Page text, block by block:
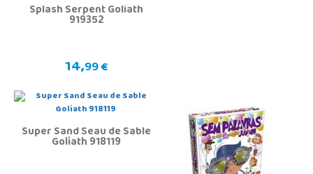
Splash Serpent Goliath
919352
14,99 €
Super Sand Seau de Sable
Goliath 918119